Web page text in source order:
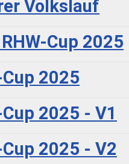
Volkslauf
Cup 2025
2025
2025 - V1
2025 - V2